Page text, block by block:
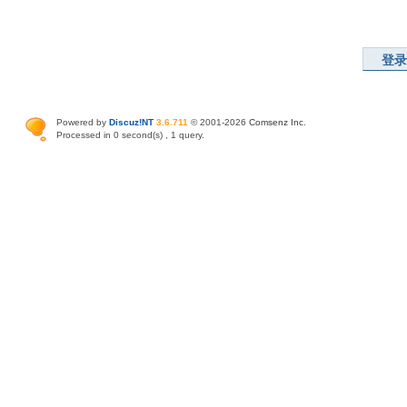
登录
Powered by Discuz!NT 3.6.711 © 2001-2026 Comsenz Inc.
Processed in 0 second(s) , 1 query.